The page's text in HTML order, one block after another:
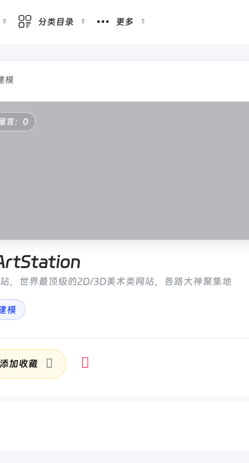
分类目录 更多
模
言：0
，世界最顶级的2D/3D美术类网站，各路大神聚集地
模
添加收藏